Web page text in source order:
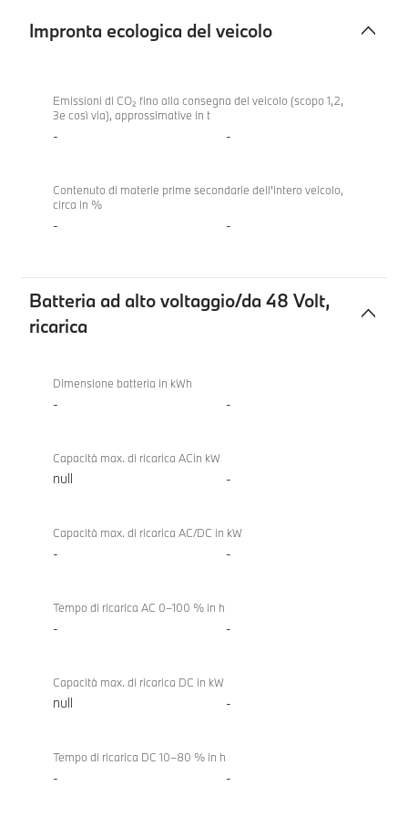
Impronta ecologica del veicolo
ecologica
veicolo
330i
xDrive
Touring
Emissioni di CO₂ fino alla consegna del veicolo (scopo 1,2,
3e così via), approssimative in t
- -
Contenuto di materie prime secondarie dell'intero veicolo,
circa in %
- -
Batteria ad alto voltaggio/da 48 Volt,
ricarica
Volt,
ricarica
330i
xDrive
Dimensione batteria in kWh
- -
Capacità max. di ricarica ACin kW
null -
Capacità max. di ricarica AC/DC in kW
- -
Tempo di ricarica AC 0–100 % in h
- -
Capacità max. di ricarica DC in kW
null -
Tempo di ricarica DC 10–80 % in h
- -